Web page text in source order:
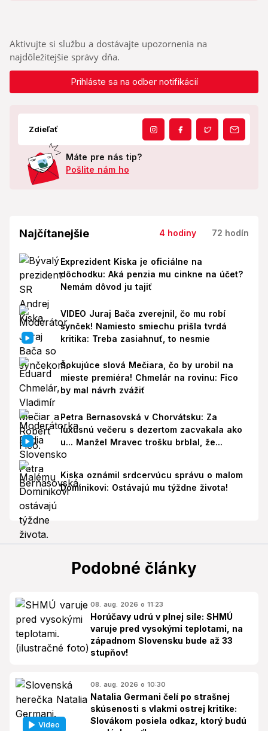
Aktivujte si službu a dostávajte upozornenia na
najdôležitejšie správy dňa.
Prihláste sa na odber notifikácií
Zdieľať
Máte pre nás tip?
Pošlite nám ho
Najčítanejšie 4 hodiny 72 hodín
Exprezident Kiska je oficiálne na
dôchodku: Aká penzia mu cinkne na účet?
Nemám dôvod ju tajiť
VIDEO Juraj Bača zverejnil, čo mu robí
synček! Namiesto smiechu prišla tvrdá
kritika: Treba zasiahnuť, to nesmie
Šokujúce slová Mečiara, čo by urobil na
mieste premiéra! Chmelár na rovinu: Fico
by mal návrh zvážiť
Petra Bernasovská v Chorvátsku: Za
luxusnú večeru s dezertom zacvakala ako
u... Manžel Mravec trošku brblal, že...
Kiska oznámil srdcervúcu správu o malom
Dominikovi: Ostávajú mu týždne života!
Podobné články
08. aug. 2026 o 11:23
Horúčavy udrú v plnej sile: SHMÚ
varuje pred vysokými teplotami, na
západnom Slovensku bude až 33
stupňov!
Video
08. aug. 2026 o 10:30
Natalia Germani čelí po strašnej
skúsenosti s vlakmi ostrej kritike:
Slovákom posiela odkaz, ktorý budú